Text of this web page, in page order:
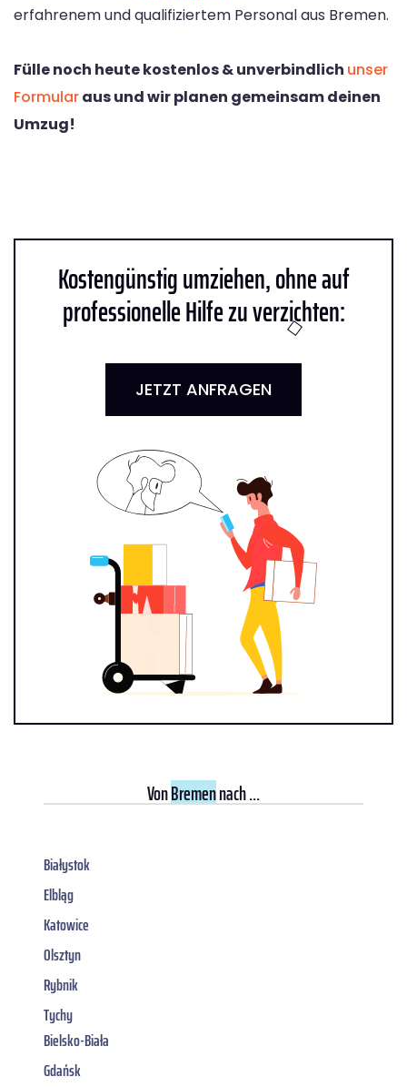
erfahrenem und qualifiziertem Personal aus Bremen.
Fülle noch heute kostenlos & unverbindlich unser
Formularaus und wir planen gemeinsam deinen
Umzug!
Kostengünstig umziehen, ohne auf
professionelle Hilfe zu verzichten:
JETZT ANFRAGEN
VonBremennach ...
Białystok
Elbląg
Katowice
Olsztyn
Rybnik
Tychy
Bielsko-Biała
Gdańsk